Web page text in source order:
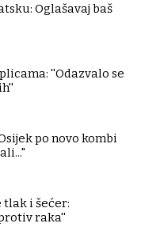
Oglašavaj baš
''Odazvalo se
po novo kombi
i šećer:
raka''